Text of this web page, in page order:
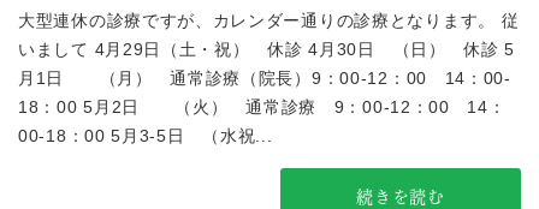
大型連休の診療ですが、カレンダー通りの診療となります。 従
いまして 4月29日（土・祝） 休診 4月30日 （日） 休診 5
月1日 （月） 通常診療（院長）9：00-12：00 14：00-
18：00 5月2日 （火） 通常診療 9：00-12：00 14：
00-18：00 5月3-5日 （水祝...
続きを読む